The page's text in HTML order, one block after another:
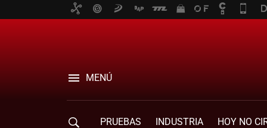
MENÚ
PRUEBAS INDUSTRIA HOY NO